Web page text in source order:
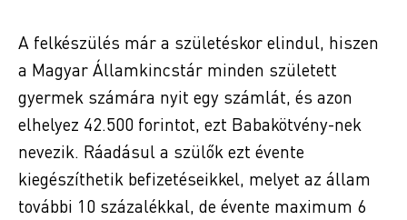
A felkészülés már a születéskor elindul, hiszen
a Magyar Államkincstár minden született
gyermek számára nyit egy számlát, és azon
elhelyez 42.500 forintot, ezt Babakötvény-nek
nevezik. Ráadásul a szülők ezt évente
kiegészíthetik befizetéseikkel, melyet az állam
további 10 százalékkal, de évente maximum 6